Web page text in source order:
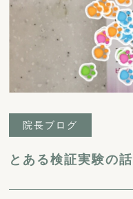
院長ブログ
とある検証実験の話